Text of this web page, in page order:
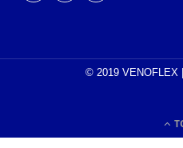
© 2019 VENOFLEX